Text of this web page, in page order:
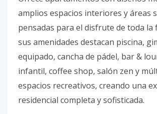
amplios espacios interiores y áreas
pensadas para el disfrute de toda la
sus amenidades destacan piscina,
equipado, cancha de pádel, bar &
infantil, coffee shop, salón zen y
espacios recreativos, creando una
residencial completa y sofisticada.